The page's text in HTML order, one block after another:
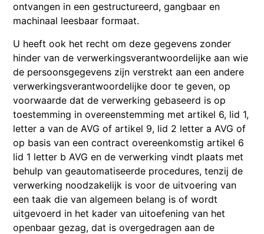
ontvangen in een gestructureerd, gangbaar en
machinaal leesbaar formaat.
U heeft ook het recht om deze gegevens zonder
hinder van de verwerkingsverantwoordelijke aan wie
de persoonsgegevens zijn verstrekt aan een andere
verwerkingsverantwoordelijke door te geven, op
voorwaarde dat de verwerking gebaseerd is op
toestemming in overeenstemming met artikel 6, lid 1,
letter a van de AVG of artikel 9, lid 2 letter a AVG of
op basis van een contract overeenkomstig artikel 6
lid 1 letter b AVG en de verwerking vindt plaats met
behulp van geautomatiseerde procedures, tenzij de
verwerking noodzakelijk is voor de uitvoering van
een taak die van algemeen belang is of wordt
uitgevoerd in het kader van uitoefening van het
openbaar gezag, dat is overgedragen aan de